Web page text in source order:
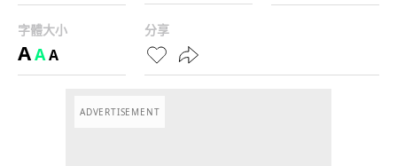
字體大小
AAA
分享
ADVERTISEMENT